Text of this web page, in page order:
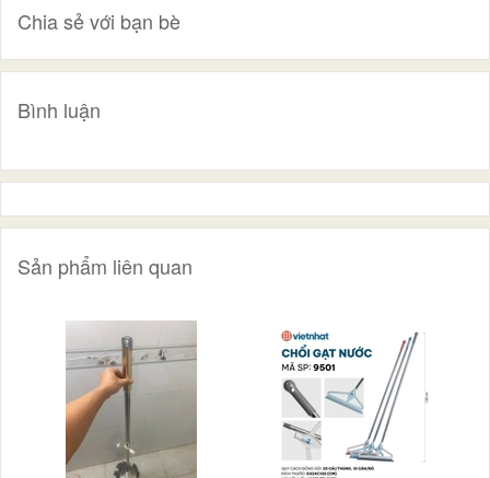
Chia sẻ với bạn bè
Bình luận
Sản phẩm liên quan